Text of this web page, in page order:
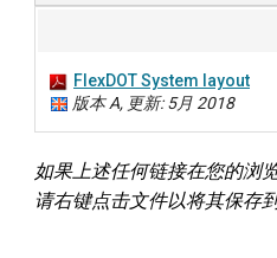
FlexDOT System layout
版本 A, 更新: 5月 2018
如果上述任何链接在您的浏
请右键点击文件以将其保存